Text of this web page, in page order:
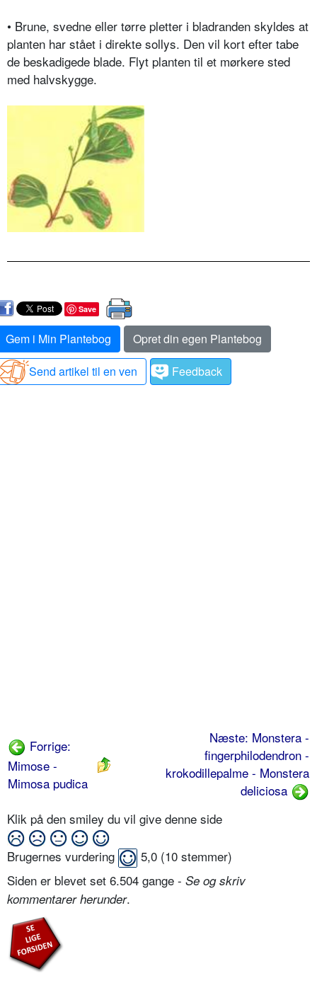
• Brune, svedne eller tørre pletter i bladranden skyldes at
planten har stået i direkte sollys. Den vil kort efter tabe
de beskadigede blade. Flyt planten til et mørkere sted
med halvskygge.
Save
Gem i Min Plantebog
Opret din egen Plantebog
Send artikel til en ven
Feedback
Forrige:
Mimose -
Mimosa pudica
Næste: Monstera -
fingerphilodendron -
krokodillepalme - Monstera
deliciosa
Klik på den smiley du vil give denne side
Brugernes vurdering 5,0 (10 stemmer)
Siden er blevet set 6.504 gange - Se og skriv
kommentarer herunder.